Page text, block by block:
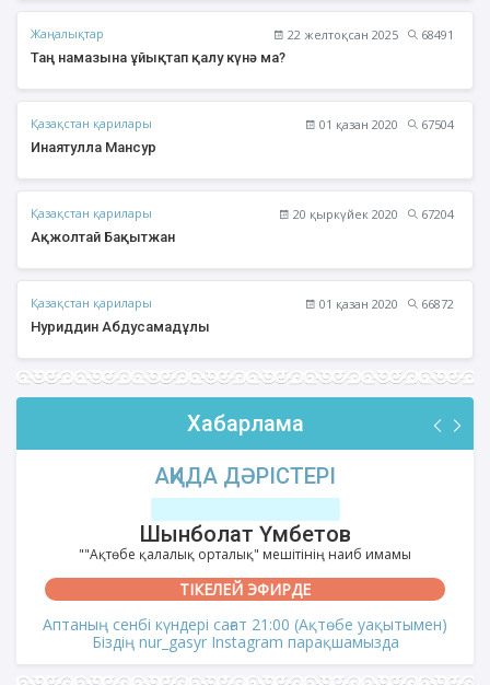
Жаңалықтар 22 желтоқсан 2025
68491
Таң намазына ұйықтап қалу күнә ма?
Қазақстан қарилары 01 қазан 2020
67504
Инаятулла Мансур
Қазақстан қарилары 20 қыркүйек 2020
67204
Ақжолтай Бақытжан
Қазақстан қарилары 01 қазан 2020
66872
Нуриддин Абдусамадұлы
Хабарлама
АҚИДА ДӘРІСТЕРІ
Шынболат Үмбетов
""Ақтөбе қалалық орталық" мешітінің наиб имамы
ТІКЕЛЕЙ ЭФИРДЕ
Аптаның сенбі күндері сағат 21:00 (Ақтөбе уақытымен)
Біздің nur_gasyr Instagram парақшамызда